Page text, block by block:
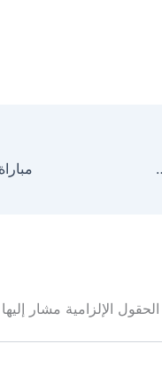
ودية 2025
الحقول الإلزامية مشار إليها